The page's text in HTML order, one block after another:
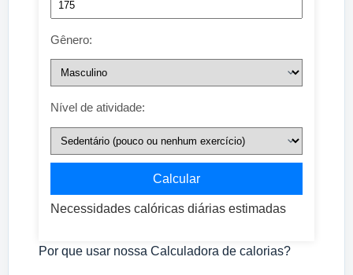
Gênero:
Nível de atividade:
Calcular
Necessidades calóricas diárias estimadas
Por que usar nossa Calculadora de calorias?